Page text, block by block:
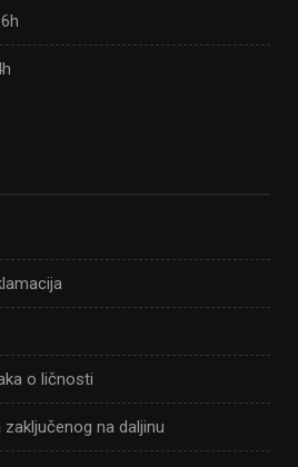
o ličnosti
na daljinu